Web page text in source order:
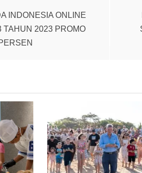
INDONESIA ONLINE
TAHUN 2023 PROMO